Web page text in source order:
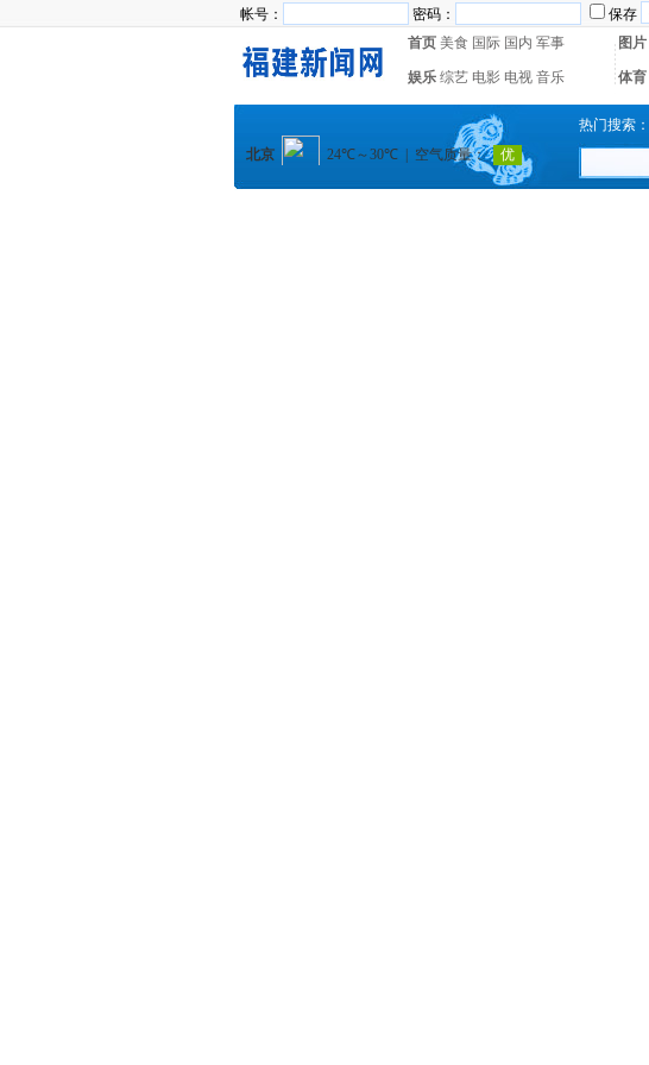
帐号： 密码： 保存
首页 美食 国际 国内 军事 图片
娱乐 综艺 电影 电视 音乐 体育
热门搜索：